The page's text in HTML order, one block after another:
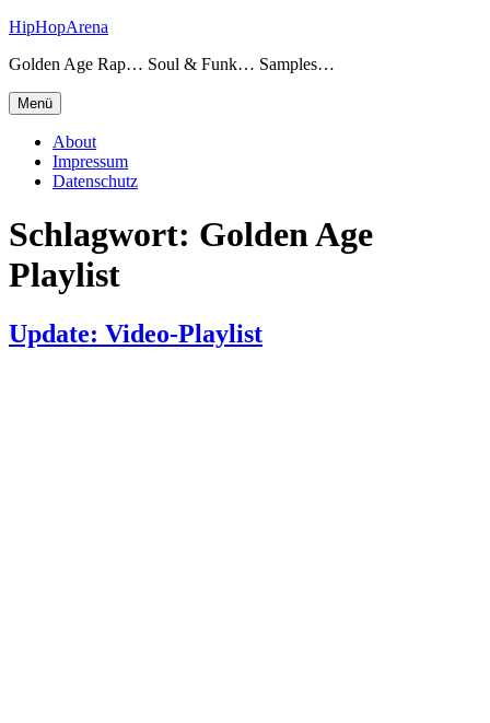
Zum
springen
HipHopArena
Golden Age Rap… Soul & Funk… Samples…
Menü
About
Impressum
Datenschutz
Schlagwort: Golden Age
Playlist
Update: Video-Playlist